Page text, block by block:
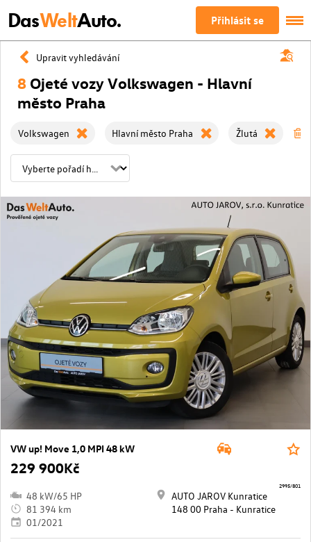
DasWeltAuto. Přihlásit se
Upravit vyhledávání
8 Ojeté vozy Volkswagen - Hlavní
město Praha
Volkswagen Hlavní město Praha Žlutá
VW up! Move 1,0 MPI 48 kW
229 900Kč
48 kW/65 HP
81 394 km
01/2021
AUTO JAROV Kunratice
148 00 Praha - Kunratice
2995/801